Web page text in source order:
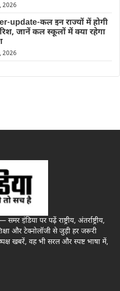
2026
update-कल इन राज्यों में होगी
जानें कल स्कूलों में क्या रहेगा
2026
इंडिया पर पढ़ें राष्ट्रीय, अंतर्राष्ट्रीय,
और टेक्नोलॉजी से जुड़ी हर जरूरी
खबरें, वह भी सरल और स्पष्ट भाषा में,